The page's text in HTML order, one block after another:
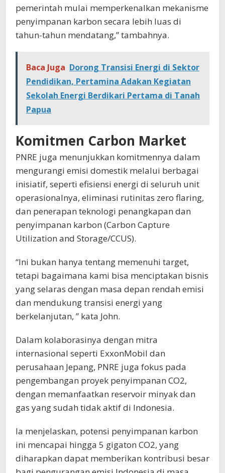
pemerintah mulai memperkenalkan mekanisme
penyimpanan karbon secara lebih luas di
tahun-tahun mendatang,” tambahnya.
Baca Juga Dorong Transisi Energi di Sektor
Pendidikan, Pertamina Adakan Kegiatan
Sekolah Energi Berdikari Pertama di Tanah
Papua
Komitmen Carbon Market
PNRE juga menunjukkan komitmennya dalam
mengurangi emisi domestik melalui berbagai
inisiatif, seperti efisiensi energi di seluruh unit
operasionalnya, eliminasi rutinitas zero flaring,
dan penerapan teknologi penangkapan dan
penyimpanan karbon (Carbon Capture
Utilization and Storage/CCUS).
“Ini bukan hanya tentang memenuhi target,
tetapi bagaimana kami bisa menciptakan bisnis
yang selaras dengan masa depan rendah emisi
dan mendukung transisi energi yang
berkelanjutan, ” kata John.
Dalam kolaborasinya dengan mitra
internasional seperti ExxonMobil dan
perusahaan Jepang, PNRE juga fokus pada
pengembangan proyek penyimpanan CO2,
dengan memanfaatkan reservoir minyak dan
gas yang sudah tidak aktif di Indonesia.
Ia menjelaskan, potensi penyimpanan karbon
ini mencapai hingga 5 gigaton CO2, yang
diharapkan dapat memberikan kontribusi besar